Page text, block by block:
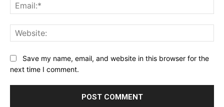
Save my name, email, and website in this browser for the
next time I comment.